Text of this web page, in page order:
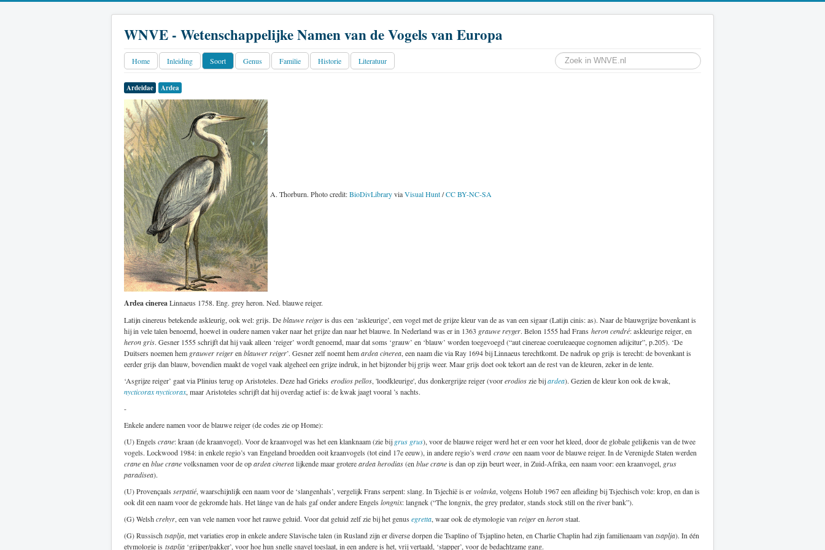
WNVE - Wetenschappelijke Namen van de Vogels van Europa
Home Inleiding Soort Genus Familie Historie Literatuur
Ardeidae Ardea
A. Thorburn. Photo credit:BioDivLibraryviaVisual Hunt/CC BY-NC-SA
Ardea cinereaLinnaeus 1758. Eng. grey heron. Ned. blauwe reiger.
Latijn cinereus betekende askleurig, ook wel: grijs. Deblauwe reigeris dus een ‘askleurige’, een vogel met de grijze kleur van de as van een sigaar (Latijn cinis: as). Naar de blauwgrijze bovenkant is
hij in vele talen benoemd, hoewel in oudere namen vaker naar het grijze dan naar het blauwe. In Nederland was er in 1363 grauwe reyger. Belon 1555 had Frans heron cendré: askleurige reiger, en
heron gris. Gesner 1555 schrijft dat hij vaak alleen ‘reiger’ wordt genoemd, maar dat soms ‘grauw’ en ‘blauw’ worden toegevoegd (“aut cinereae coeruleaeque cognomen adijcitur”, p.205). ‘De
Duitsers noemen hem grauwer reigerenblauwer reiger’. Gesner zelf noemt hemardea cinerea, een naam die via Ray 1694 bij Linnaeus terechtkomt. De nadruk op grijs is terecht: de bovenkant is
eerder grijs dan blauw, bovendien maakt de vogel vaak algeheel een grijze indruk, in het bijzonder bij grijs weer. Maar grijs doet ook tekort aan de rest van de kleuren, zeker in de lente.
‘Asgrijze reiger’ gaat via Plinius terug op Aristoteles. Deze had Grieks erodios pellos, 'loodkleurige', dus donkergrijze reiger (voorerodioszie bijardea). Gezien de kleur kon ook de kwak,
nycticorax nycticorax, maar Aristoteles schrijft dat hij overdag actief is: de kwak jaagt vooral ’s nachts.
-
Enkele andere namen voor de blauwe reiger (de codes zie op Home):
(U) Engels crane: kraan (de kraanvogel). Voor de kraanvogel was het een klanknaam (zie bij grus grus), voor de blauwe reiger werd het er een voor het kleed, door de globale gelijkenis van de twee
vogels. Lockwood 1984: in enkele regio’s van Engeland broedden ooit kraanvogels (tot eind 17e eeuw), in andere regio’s werd crane een naam voor de blauwe reiger. In de Verenigde Staten werden
craneenblue cranevolksnamen voor de opardea cinerealijkende maar grotereardea herodias(enblue craneis dan op zijn beurt weer, in Zuid-Afrika, een naam voor: een kraanvogel, grus
paradisea).
(U) Provençaals serpatié, waarschijnlijk een naam voor de ‘slangenhals’, vergelijk Frans serpent: slang. In Tsjechië is er volavka, volgens Holub 1967 een afleiding bij Tsjechisch vole: krop, en dan is
ook dit een naam voor de gekromde hals. Het lánge van de hals gaf onder andere Engels longnix: langnek (“The longnix, the grey predator, stands stock still on the river bank”).
(G) Welshcrehyr, een van vele namen voor het rauwe geluid. Voor dat geluid zelf zie bij het genus egretta, waar ook de etymologie vanreigerenheronstaat.
(G) Russischtsaplja, met variaties erop in enkele andere Slavische talen (in Rusland zijn er diverse dorpen die Tsaplino of Tsjaplino heten, en Charlie Chaplin had zijn familienaam vantsaplja). In één
etymologie is tsaplja ‘grijper/pakker’, voor hoe hun snelle snavel toeslaat, in een andere is het, vrij vertaald, ‘stapper’, voor de bedachtzame gang.